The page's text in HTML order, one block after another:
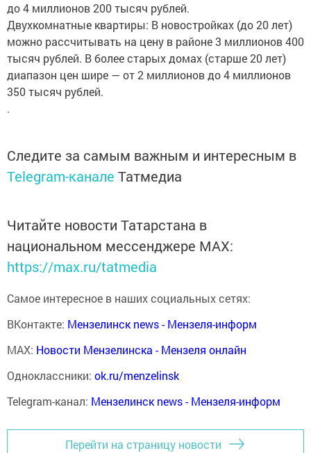
до 4 миллионов 200 тысяч рублей.
Двухкомнатные квартиры: В новостройках (до 20 лет)
можно рассчитывать на цену в районе 3 миллионов 400
тысяч рублей. В более старых домах (старше 20 лет)
диапазон цен шире — от 2 миллионов до 4 миллионов
350 тысяч рублей.
.
Следите за самым важным и интересным в
Telegram-канале Татмедиа
Читайте новости Татарстана в
национальном мессенджере MАХ:
https://max.ru/tatmedia
Самое интересное в наших социальных сетях:
ВКонтакте: Мензелинск news - Мензеля-информ
MAX: Новости Мензелинска - Мензеля онлайн
Одноклассники: ok.ru/menzelinsk
Telegram-канал: Мензелинск news - Мензеля-информ
Перейти на страницу новости